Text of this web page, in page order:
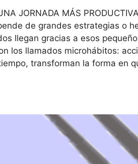
JORNADA MÁS
de grandes estrategias o
llegan gracias a esos
los llamados microhábitos:
transforman la forma en